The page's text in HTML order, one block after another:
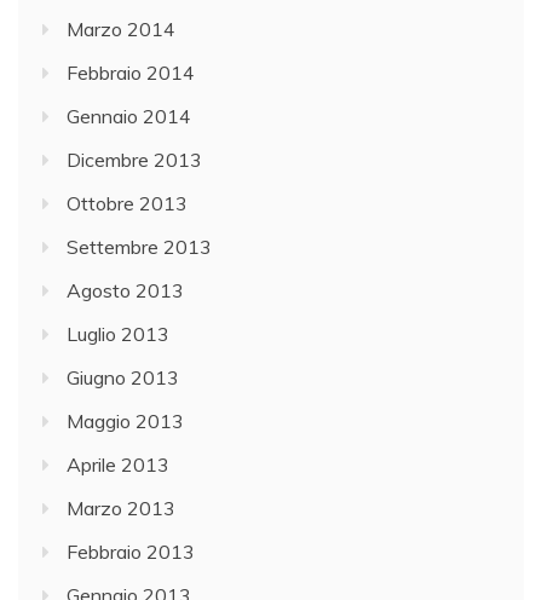
Marzo 2014
Febbraio 2014
Gennaio 2014
Dicembre 2013
Ottobre 2013
Settembre 2013
Agosto 2013
Luglio 2013
Giugno 2013
Maggio 2013
Aprile 2013
Marzo 2013
Febbraio 2013